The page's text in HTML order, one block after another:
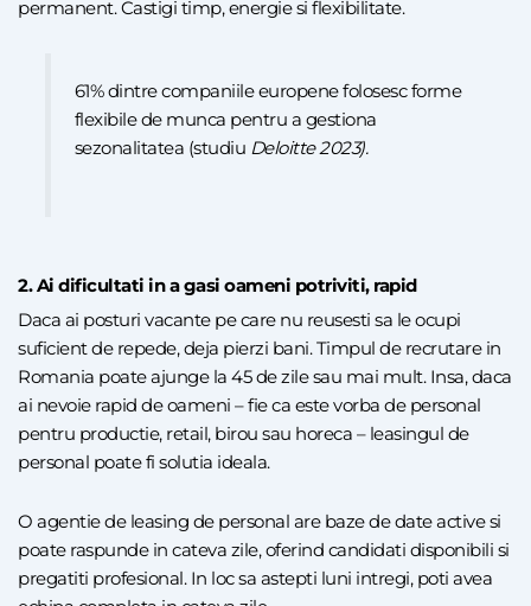
permanent. Castigi timp, energie si flexibilitate.
61% dintre companiile europene folosesc forme
flexibile de munca pentru a gestiona
sezonalitatea (studiu Deloitte 2023).
2. Ai dificultati in a gasi oameni potriviti, rapid
Daca ai posturi vacante pe care nu reusesti sa le ocupi
suficient de repede, deja pierzi bani. Timpul de recrutare in
Romania poate ajunge la 45 de zile sau mai mult. Insa, daca
ai nevoie rapid de oameni – fie ca este vorba de personal
pentru productie, retail, birou sau horeca – leasingul de
personal poate fi solutia ideala.
O agentie de leasing de personal are baze de date active si
poate raspunde in cateva zile, oferind candidati disponibili si
pregatiti profesional. In loc sa astepti luni intregi, poti avea